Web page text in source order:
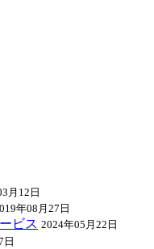
月12日
年08月27日
ビス 2024年05月22日
日